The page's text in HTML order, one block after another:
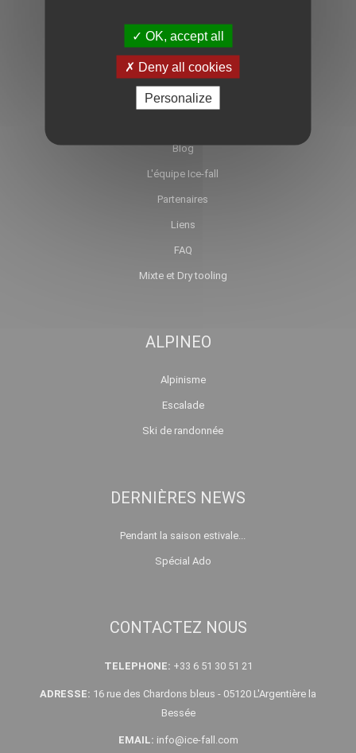
Cascade de glace
Ski de randonnée
Et l'été alors ?
Blog
L'équipe Ice-fall
Partenaires
Liens
FAQ
Mixte et Dry tooling
ALPINEO
Alpinisme
Escalade
Ski de randonnée
DERNIÈRES NEWS
Pendant la saison estivale...
Spécial Ado
CONTACTEZ NOUS
TELEPHONE: +33 6 51 30 51 21
ADRESSE: 16 rue des Chardons bleus - 05120 L'Argentière la
Bessée
EMAIL: info@ice-fall.com
OK, accept all
Deny all cookies
Personalize